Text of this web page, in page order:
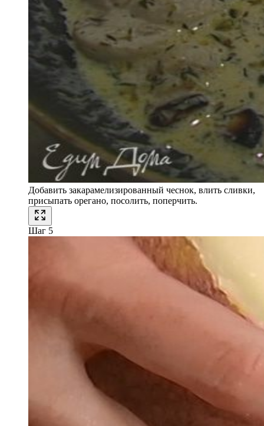
Добавить закарамелизированный чеснок, влить сливки,
присыпать орегано, посолить, поперчить.
Шаг 5